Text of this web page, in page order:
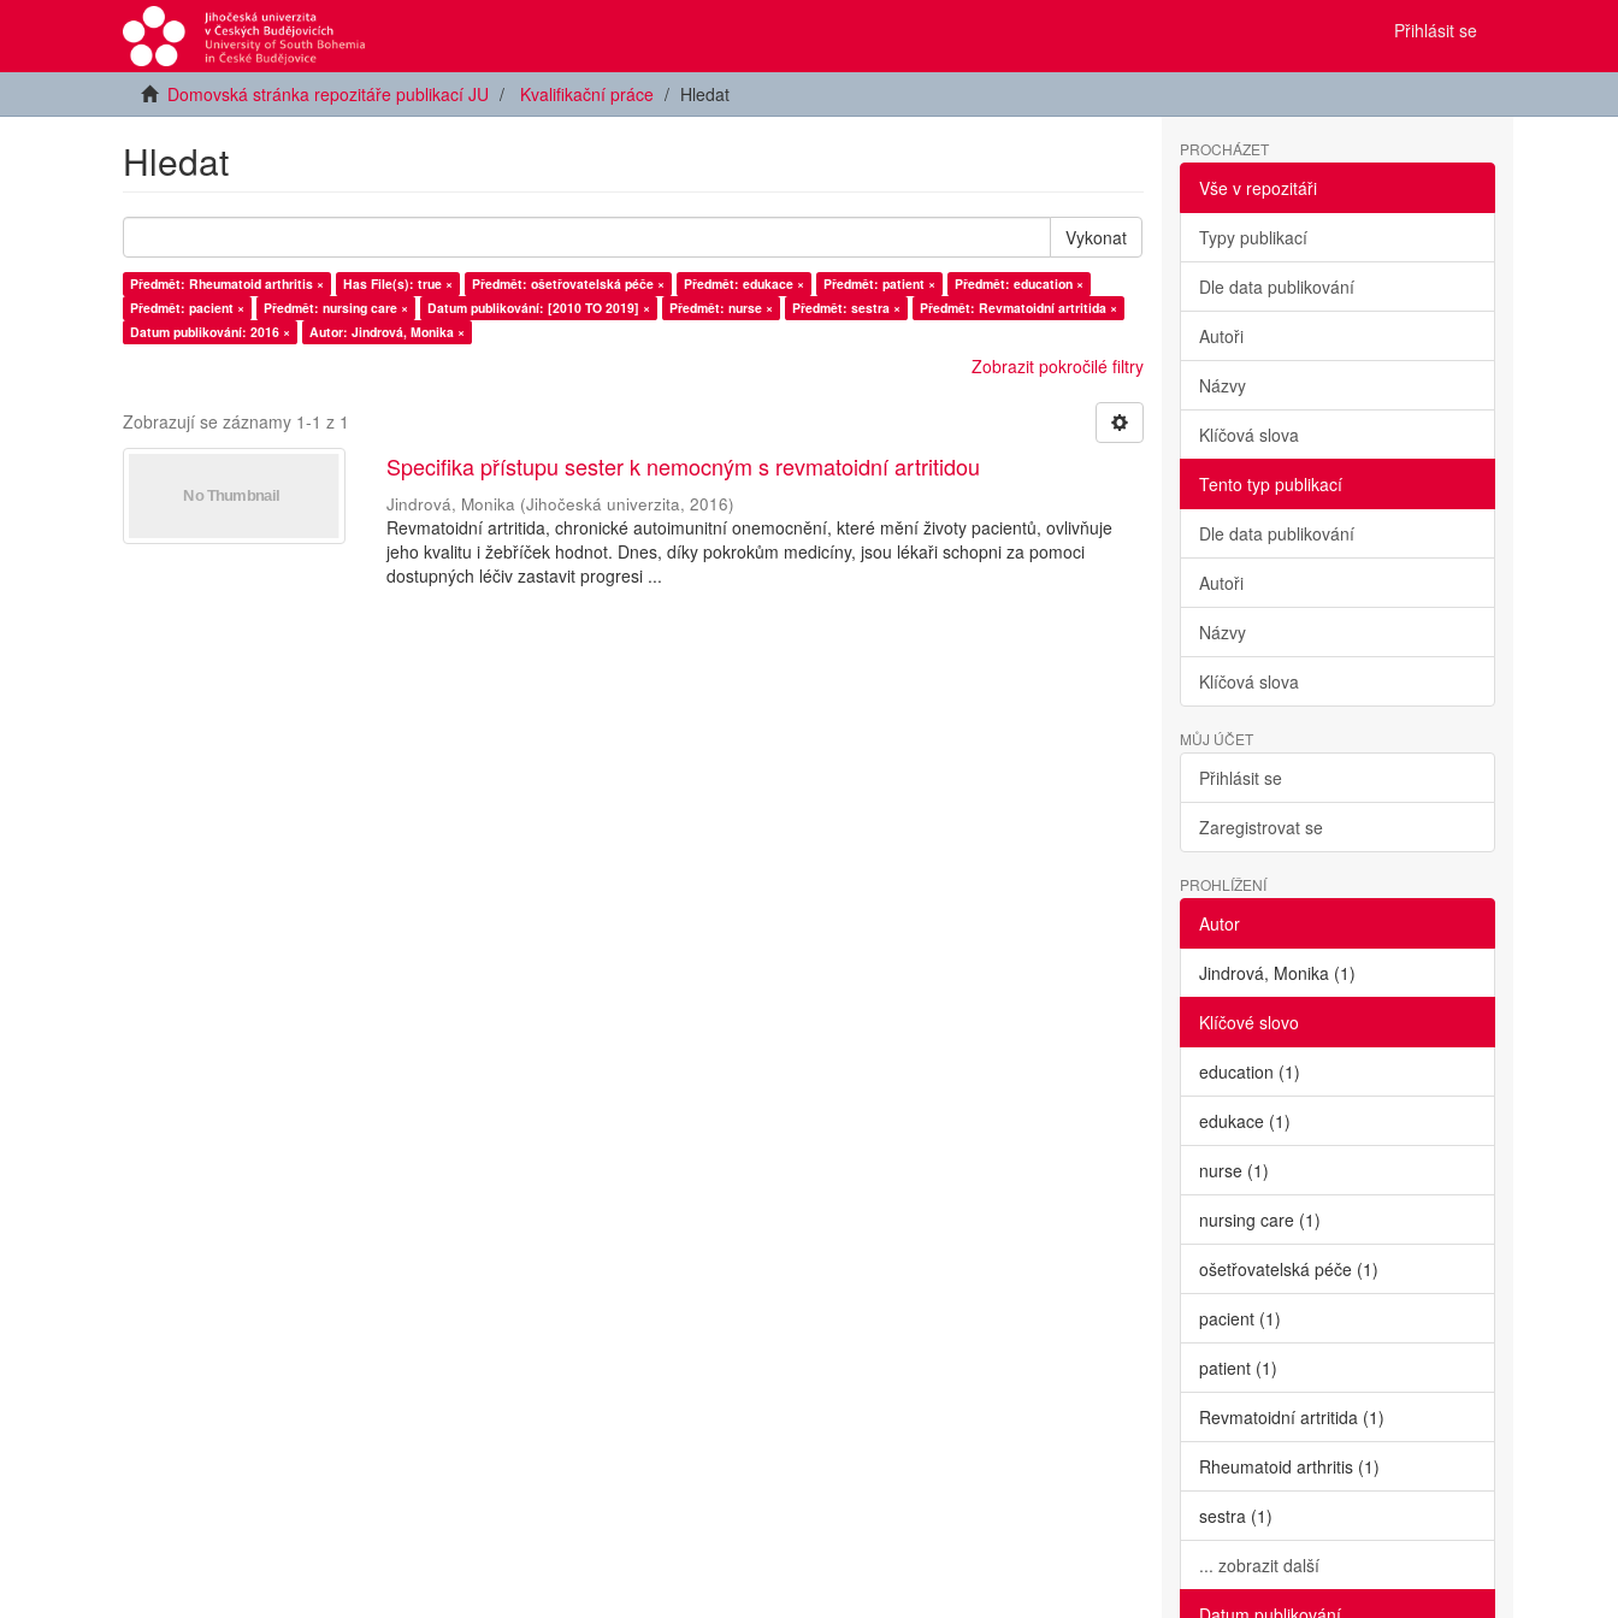
Přihlásit se
Domovská stránka repozitáře publikací JU Kvalifikační práce Hledat
Hledat
Vykonat
Předmět: Rheumatoid arthritis × Has File(s): true × Předmět: ošetřovatelská péče × Předmět: edukace × Předmět: patient ×
Předmět: education ×
Předmět: pacient ×
Předmět: nursing care × Datum publikování: [2010 TO 2019] × Předmět: nurse × Předmět: sestra ×
Předmět: Revmatoidní artritida ×
Datum publikování: 2016 ×
Autor: Jindrová, Monika ×
Zobrazit pokročilé filtry
Zobrazují se záznamy 1-1 z 1
Specifika přístupu sester k nemocným s revmatoidní artritidou
Jindrová, Monika (Jihočeská univerzita,2016)
Revmatoidní artritida, chronické autoimunitní onemocnění, které mění životy pacientů, ovlivňuje
jeho kvalitu i žebříček hodnot. Dnes, díky pokrokům medicíny, jsou lékaři schopni za pomoci
dostupných léčiv zastavit progresi ...
PROCHÁZET
Vše v repozitáři
Typy publikací
Dle data publikování
Autoři
Názvy
Klíčová slova
Tento typ publikací
Dle data publikování
Autoři
Názvy
Klíčová slova
MŮJ ÚČET
Přihlásit se
Zaregistrovat se
PROHLÍŽENÍ
Autor
Jindrová, Monika (1)
Klíčové slovo
education (1)
edukace (1)
nurse (1)
nursing care (1)
ošetřovatelská péče (1)
pacient (1)
patient (1)
Revmatoidní artritida (1)
Rheumatoid arthritis (1)
sestra (1)
... zobrazit další